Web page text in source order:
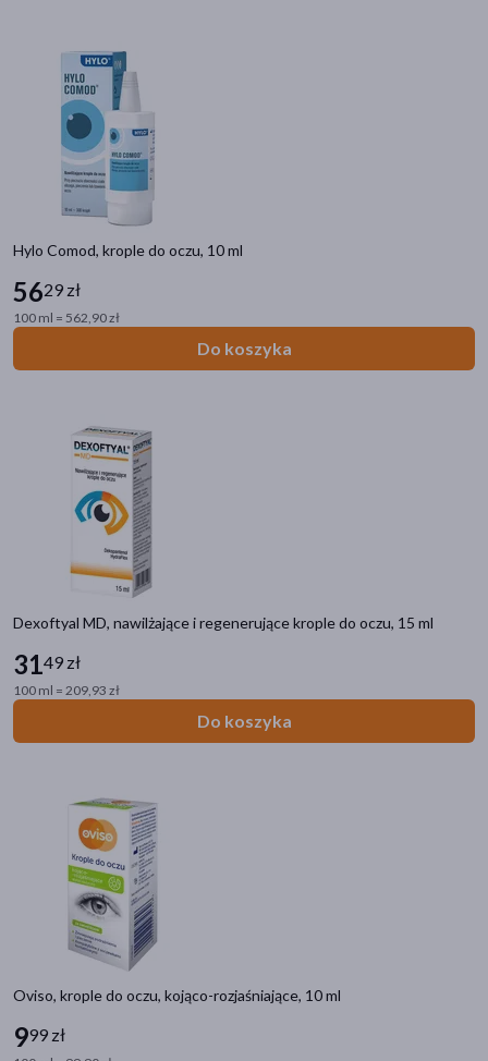
Hylo Comod, krople do oczu, 10 ml
5629 zł
100 ml = 562,90 zł
Do koszyka
Dexoftyal MD, nawilżające i regenerujące krople do oczu, 15 ml
3149 zł
100 ml = 209,93 zł
Do koszyka
Oviso, krople do oczu, kojąco-rozjaśniające, 10 ml
999 zł